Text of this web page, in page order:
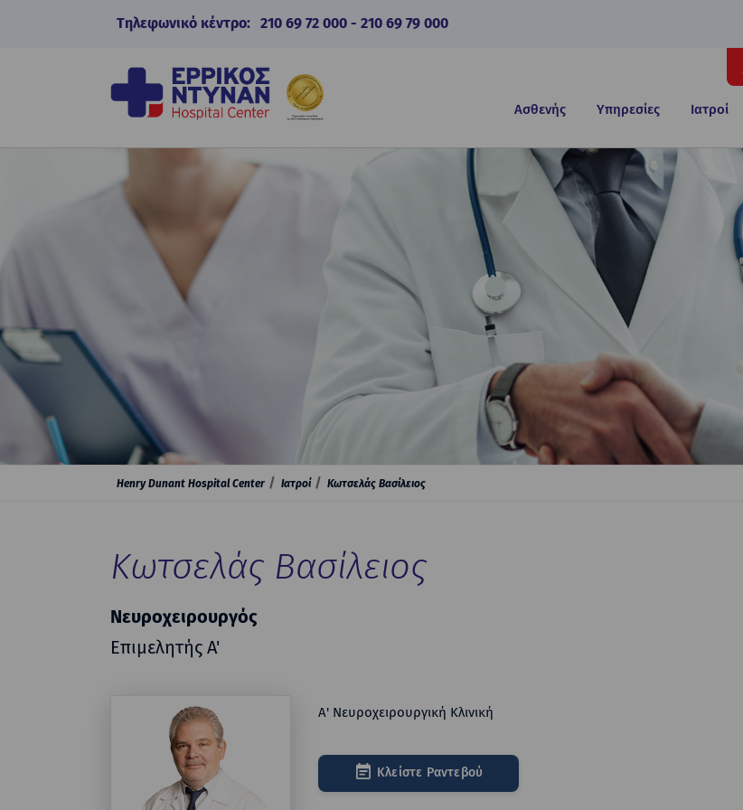
Τηλεφωνικό κέντρο: 210 69 72 000 - 210 69 79 000
Ασθενής Υπηρεσίες Ιατροί
Henry Dunant Hospital Center Ιατροί Κωτσελάς Βασίλειος
Κωτσελάς Βασίλειος
Νευροχειρουργός
Επιμελητής Α'
Α' Νευροχειρουργική Κλινική
Κλείστε Ραντεβού